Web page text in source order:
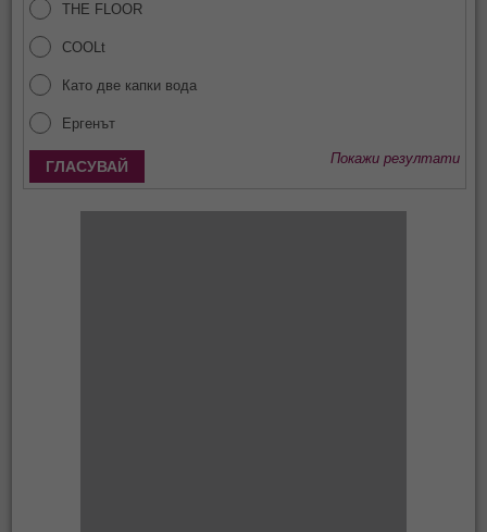
THE FLOOR
COOLt
Като две капки вода
Ергенът
Покажи резултати